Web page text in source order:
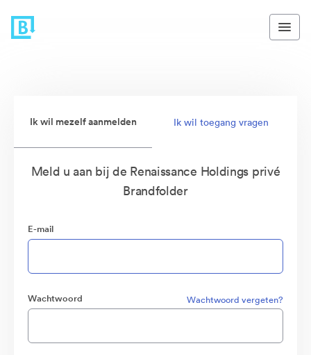
Ik wil mezelf aanmelden Ik wil toegang vragen
Meld u aan bij de Renaissance Holdings privé
Brandfolder
E-mail
Wachtwoord Wachtwoord vergeten?